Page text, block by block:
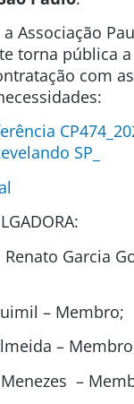
Associação
torna pública
com
SP_
Garcia
– Membro;
–
–